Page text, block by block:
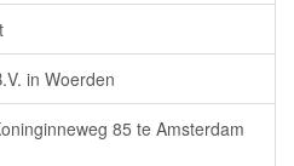
in Woerden
85 te Amsterdam